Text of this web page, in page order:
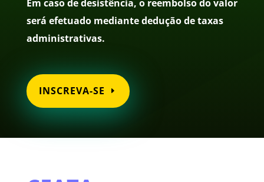
Em caso de desistência, o reembolso do valor
será efetuado mediante dedução de taxas
administrativas.
INSCREVA-SE